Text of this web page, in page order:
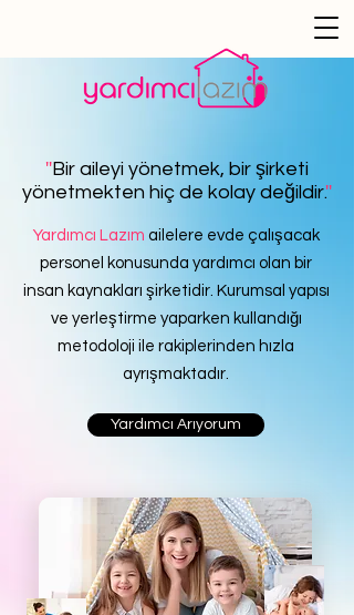
''Bir aileyi yönetmek, bir şirketi
yönetmekten hiç de kolay değildir.''
Yardımcı Lazım ailelere evde çalışacak
personel konusunda yardımcı olan bir
insan kaynakları şirketidir. Kurumsal yapısı
ve yerleştirme yaparken kullandığı
metodoloji ile rakiplerinden hızla
ayrışmaktadır.
Yardımcı Arıyorum